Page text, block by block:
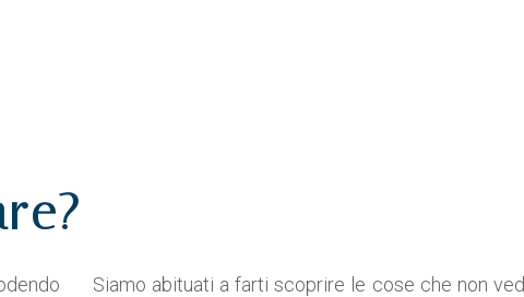
Siamo abituati a farti scoprire le cose che non